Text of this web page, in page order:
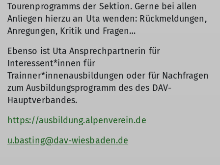
Tourenprogramms der Sektion. Gerne bei allen
Anliegen hierzu an Uta wenden: Rückmeldungen,
Anregungen, Kritik und Fragen…
Ebenso ist Uta Ansprechpartnerin für
Interessent*innen für
Trainner*innenausbildungen oder für Nachfragen
zum Ausbildungsprogramm des des DAV-
Hauptverbandes.
https://ausbildung.alpenverein.de
u.basting@dav-wiesbaden.de